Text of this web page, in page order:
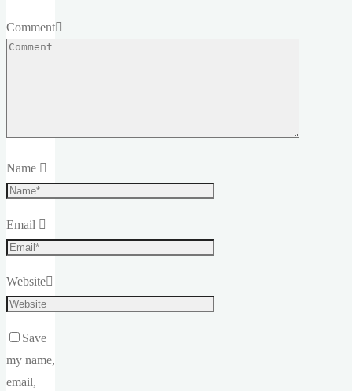
Comment
Name
Email
Website
Save
my name,
email,